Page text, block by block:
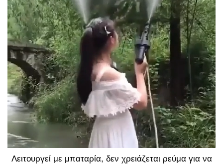
Λειτουργεί με μπαταρία, δεν χρειάζεται ρεύμα για να